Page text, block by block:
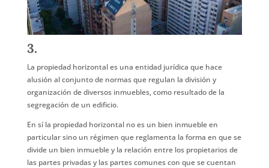
3.
La propiedad horizontal es una entidad jurídica que hace
alusión al conjunto de normas que regulan la división y
organización de diversos inmuebles, como resultado de la
segregación de un edificio.
En sí la propiedad horizontal no es un bien inmueble en
particular sino un régimen que reglamenta la forma en que se
divide un bien inmueble y la relación entre los propietarios de
las partes privadas y las partes comunes con que se cuentan